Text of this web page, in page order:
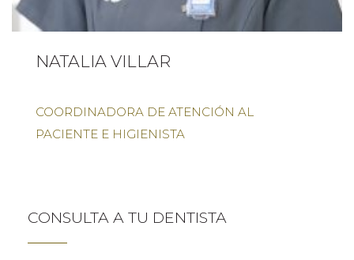
NATALIA VILLAR
COORDINADORA DE ATENCIÓN AL
PACIENTE E HIGIENISTA
CONSULTA A TU DENTISTA